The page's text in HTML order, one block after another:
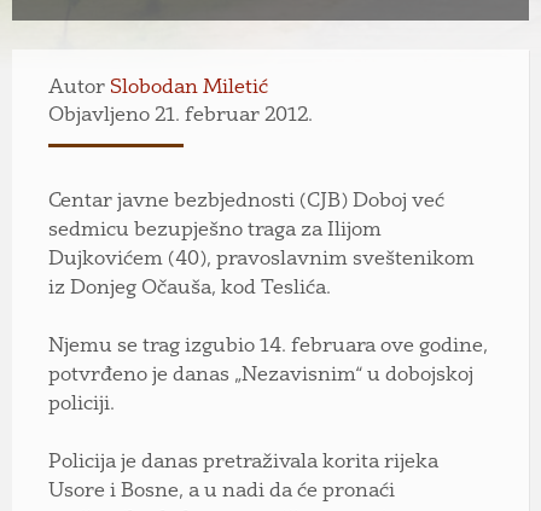
Autor Slobodan Miletić
Objavljeno 21. februar 2012.
Centar javne bezbjednosti (CJB) Doboj već
sedmicu bezupješno traga za Ilijom
Dujkovićem (40), pravoslavnim sveštenikom
iz Donjeg Očauša, kod Teslića.
Njemu se trag izgubio 14. februara ove godine,
potvrđeno je danas „Nezavisnim“ u dobojskoj
policiji.
Policija je danas pretraživala korita rijeka
Usore i Bosne, a u nadi da će pronaći